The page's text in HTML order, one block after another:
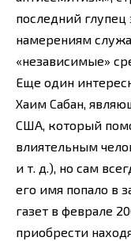
последний
намерениям
«независимые»
Еще один
Хаим Сабан,
США, который
влиятельным
и т. д.), но сам
его имя попало в
газет в феврале
приобрести